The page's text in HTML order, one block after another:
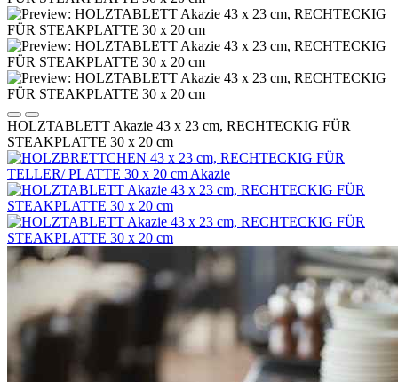
HOLZTABLETT Akazie 43 x 23 cm, RECHTECKIG FÜR
STEAKPLATTE 30 x 20 cm